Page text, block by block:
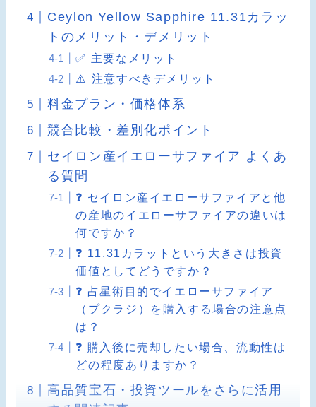
Ceylon Yellow Sapphire 11.31カラッ
トのメリット・デメリット
✅ 主要なメリット
⚠️ 注意すべきデメリット
料金プラン・価格体系
競合比較・差別化ポイント
セイロン産イエローサファイア よくあ
る質問
❓ セイロン産イエローサファイアと他
の産地のイエローサファイアの違いは
何ですか？
❓ 11.31カラットという大きさは投資
価値としてどうですか？
❓ 占星術目的でイエローサファイア
（プクラジ）を購入する場合の注意点
は？
❓ 購入後に売却したい場合、流動性は
どの程度ありますか？
高品質宝石・投資ツールをさらに活用